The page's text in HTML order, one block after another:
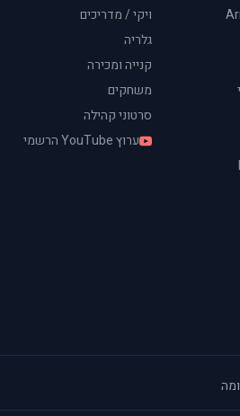
ויקי / מדריכים
גלריה
קנייה ומכירה
משחקים
סרטוני קהילה
ערוץ YouTube הרשמי